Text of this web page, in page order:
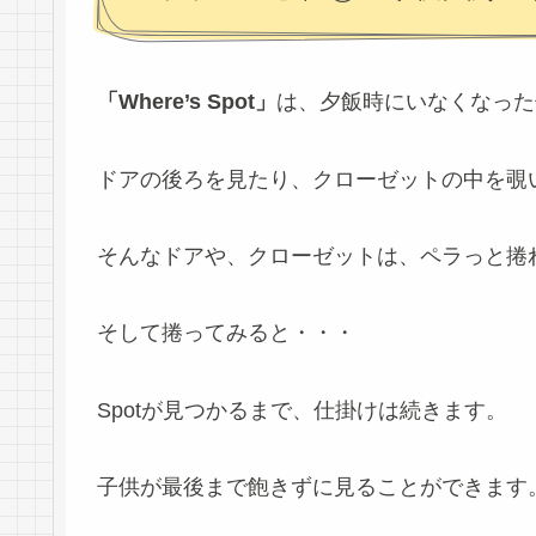
「Where’s Spot」 は、夕飯時にいなくなっ
ドアの後ろを見たり、クローゼットの中を覗
そんなドアや、クローゼットは、ペラっと
そして捲ってみると・・・
Spotが見つかるまで、仕掛けは続きます。
子供が最後まで飽きずに見ることができます